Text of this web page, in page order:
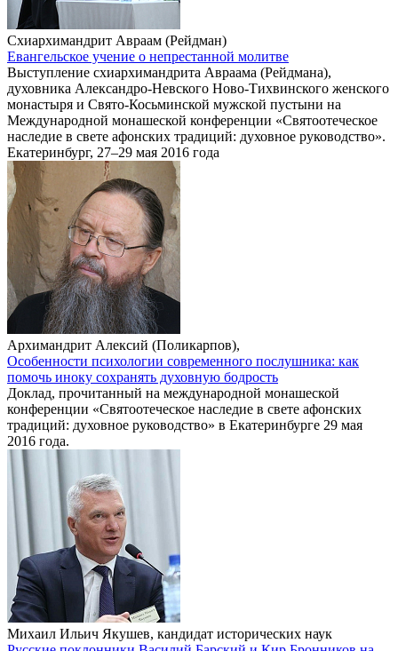
Схиархимандрит Авраам (Рейдман)
Евангельское учение о непрестанной молитве
Выступление схиархимандрита Авраама (Рейдмана),
духовника Александро-Невского Ново-Тихвинского женского
монастыря и Свято-Косьминской мужской пустыни на
Международной монашеской конференции «Святоотеческое
наследие в свете афонских традиций: духовное руководство».
Екатеринбург, 27–29 мая 2016 года
Архимандрит Алексий (Поликарпов),
Особенности психологии современного послушника: как
помочь иноку сохранять духовную бодрость
Доклад, прочитанный на международной монашеской
конференции «Святоотеческое наследие в свете афонских
традиций: духовное руководство» в Екатеринбурге 29 мая
2016 года.
Михаил Ильич Якушев, кандидат исторических наук